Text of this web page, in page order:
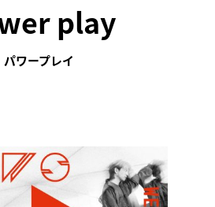
play
パワープレイ